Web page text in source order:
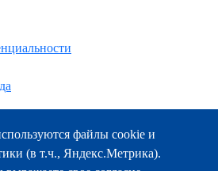
пр-т Троицкий, 51файлы cookie и
(в т.ч., Яндекс.Метрика).